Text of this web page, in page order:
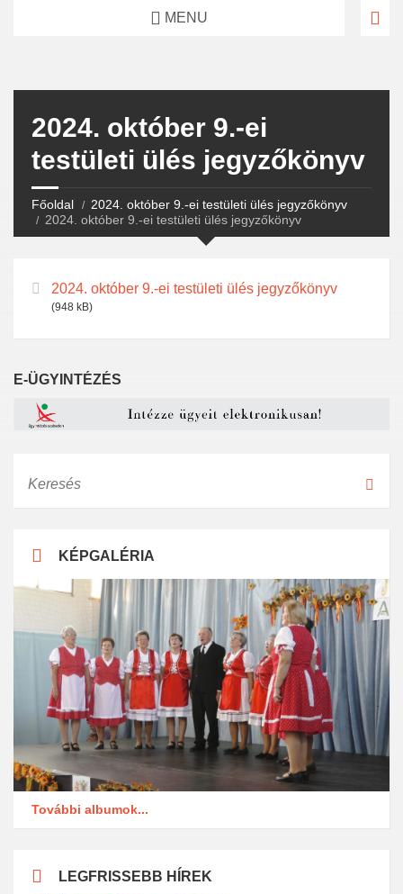
MENU
2024. október 9.-ei
testületi ülés jegyzőkönyv
Főoldal
2024. október 9.-ei testületi ülés jegyzőkönyv
2024. október 9.-ei testületi ülés jegyzőkönyv
2024. október 9.-ei testületi ülés jegyzőkönyv
(948 kB)
E-ÜGYINTÉZÉS
KÉPGALÉRIA
További albumok...
LEGFRISSEBB HÍREK